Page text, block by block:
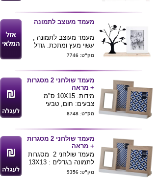
אחת.
מתאימה לשולחן משרדי
/לקישוט מזנון בסלון הבית/
שידה בחדר השינה.
מתאימה לתמונות בגודל
6*4 אינץ' / 20*15 ס"מ.
ניתן להדפיס לוגו ע"ג
מעמד מעוצב לתמונה
מעמד מעוצב לתמונה ,
עשוי מעץ ומתכת. גודל
לשימוש משרדי/ ביתי.
מתנה יפה לימי הולדת/
אירועים חשובים/ ולשימור
מזכרות.
ניתן להדפיס לוגו על גבי
המוצר.
מק"ט: 7746
מעמד שולחני 2 מסגרות
+ מראה
מידות: 10X15 ס"מ
צבעים: חום, טבעי
מק"ט: 8748
מעמד שולחני 2 מסגרות
+ מראה
מעמד שולחני 2 מסגרות
לתמונה בגדלים : 13X13
ס"מ + 10X15 ס"מ
מק"ט: 9356